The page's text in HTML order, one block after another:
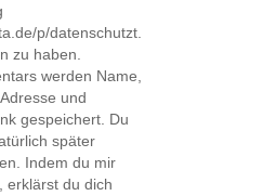
p/datenschutzt.
zu haben.
werden Name,
und
gespeichert. Du
später
Indem du mir
erklärst du dich